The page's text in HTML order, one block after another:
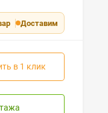
Доставим
в 1 клик